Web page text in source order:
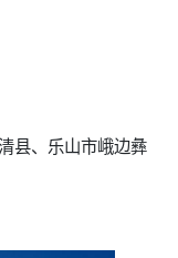
县、乐山市峨边彝